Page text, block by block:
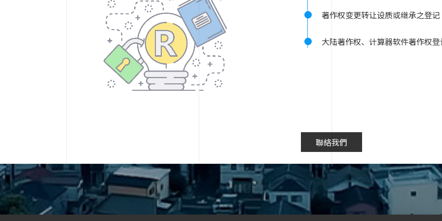
著作权变更转让设质或继承之登记
大陆著作权、计算器软件著作权登
聯絡我們